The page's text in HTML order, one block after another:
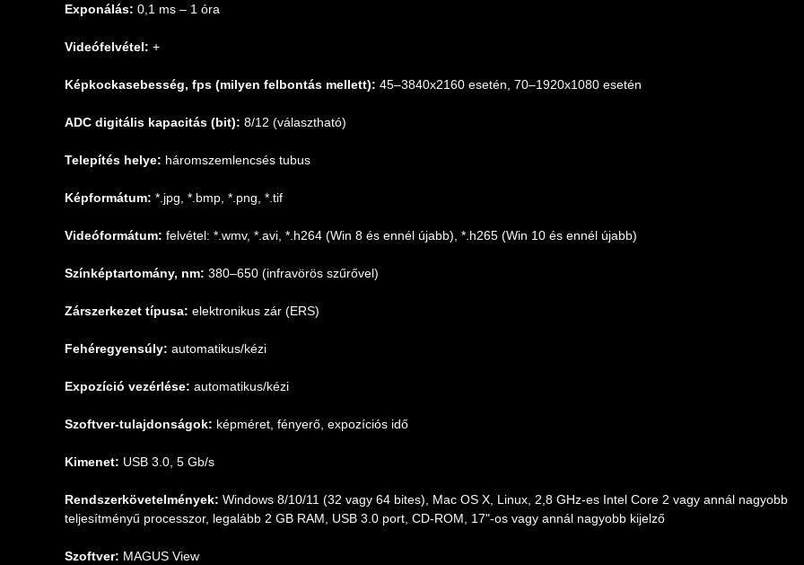
Exponálás: 0,1 ms – 1 óra
Videófelvétel: +
Képkockasebesség, fps (milyen felbontás mellett): 45–3840x2160 esetén, 70–1920x1080 esetén
ADC digitális kapacitás (bit): 8/12 (választható)
Telepítés helye: háromszemlencsés tubus
Képformátum: *.jpg, *.bmp, *.png, *.tif
Videóformátum: felvétel: *.wmv, *.avi, *.h264 (Win 8 és ennél újabb), *.h265 (Win 10 és ennél újabb)
Színképtartomány, nm: 380–650 (infravörös szűrővel)
Zárszerkezet típusa: elektronikus zár (ERS)
Fehéregyensúly: automatikus/kézi
Expozíció vezérlése: automatikus/kézi
Szoftver-tulajdonságok: képméret, fényerő, expozíciós idő
Kimenet: USB 3.0, 5 Gb/s
Rendszerkövetelmények: Windows 8/10/11 (32 vagy 64 bites), Mac OS X, Linux, 2,8 GHz-es Intel Core 2 vagy annál nagyobb
teljesítményű processzor, legalább 2 GB RAM, USB 3.0 port, CD-ROM, 17"-os vagy annál nagyobb kijelző
Szoftver: MAGUS View